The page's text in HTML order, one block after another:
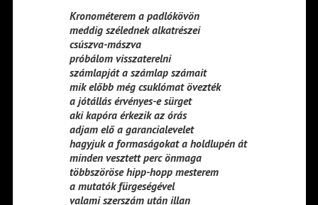
Kronométerem a padlókövön
meddig szélednek alkatrészei
csúszva-mászva
próbálom visszaterelni
számlapját a számlap számait
mik előbb még csuklómat övezték
a jótállás érvényes-e sürget
aki kapóra érkezik az órás
adjam elő a garancialevelet
hagyjuk a formaságokat a holdlupén át
minden vesztett perc önmaga
többszöröse hipp-hopp mesterem
a mutatók fürgeségével
valami szerszám után illan